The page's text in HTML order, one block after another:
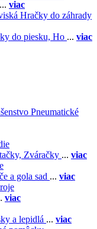
... viac
Hračky do záhrady
do piesku, Ho ... viac
Pneumatické
Zváračky ... viac
a gola sad ... viac
viac
a lepidlá ... viac